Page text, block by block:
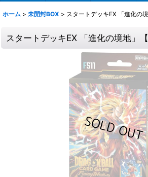
ホーム > 未開封BOX > スタートデッキEX 「進化の
スタートデッキEX 「進化の境地」